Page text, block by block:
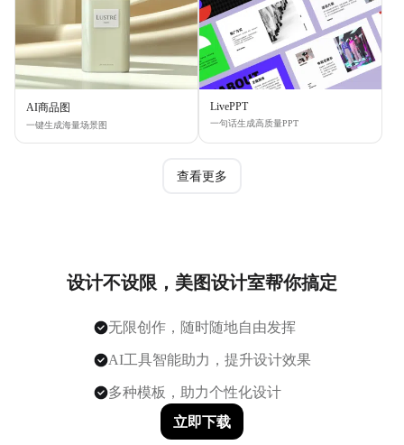
AI商品图
一键生成海量场景图
LivePPT
一句话生成高质量PPT
查看更多
设计不设限，美图设计室帮你搞定
无限创作，随时随地自由发挥
AI工具智能助力，提升设计效果
多种模板，助力个性化设计
立即下载